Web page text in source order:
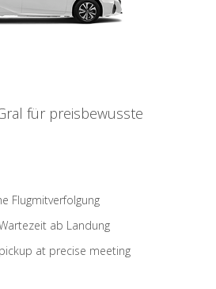
für preisbewusste
Flugmitverfolgung
ab Landung
at precise meeting